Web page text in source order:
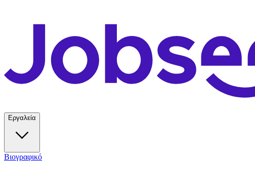
Εργαλεία
Βιογραφικό